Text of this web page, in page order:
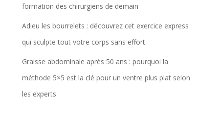
formation des chirurgiens de demain
Adieu les bourrelets : découvrez cet exercice express
qui sculpte tout votre corps sans effort
Graisse abdominale après 50 ans : pourquoi la
méthode 5×5 est la clé pour un ventre plus plat selon
les experts